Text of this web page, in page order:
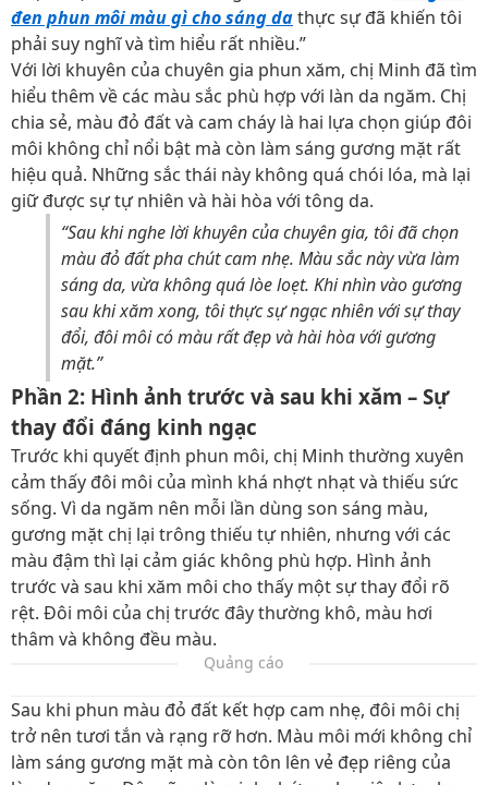
đen phun môi màu gì cho sáng dathực sự đã khiến tôi
phải suy nghĩ và tìm hiểu rất nhiều.”
Với lời khuyên của chuyên gia phun xăm, chị Minh đã tìm
hiểu thêm về các màu sắc phù hợp với làn da ngăm. Chị
chia sẻ, màu đỏ đất và cam cháy là hai lựa chọn giúp đôi
môi không chỉ nổi bật mà còn làm sáng gương mặt rất
hiệu quả. Những sắc thái này không quá chói lóa, mà lại
giữ được sự tự nhiên và hài hòa với tông da.
“Sau khi nghe lời khuyên của chuyên gia, tôi đã chọn
màu đỏ đất pha chút cam nhẹ. Màu sắc này vừa làm
sáng da, vừa không quá lòe loẹt. Khi nhìn vào gương
sau khi xăm xong, tôi thực sự ngạc nhiên với sự thay
đổi, đôi môi có màu rất đẹp và hài hòa với gương
mặt.”
Phần 2: Hình ảnh trước và sau khi xăm – Sự
thay đổi đáng kinh ngạc
Trước khi quyết định phun môi, chị Minh thường xuyên
cảm thấy đôi môi của mình khá nhợt nhạt và thiếu sức
sống. Vì da ngăm nên mỗi lần dùng son sáng màu,
gương mặt chị lại trông thiếu tự nhiên, nhưng với các
màu đậm thì lại cảm giác không phù hợp. Hình ảnh
trước và sau khi xăm môi cho thấy một sự thay đổi rõ
rệt. Đôi môi của chị trước đây thường khô, màu hơi
thâm và không đều màu.
Quảng cáo
Sau khi phun màu đỏ đất kết hợp cam nhẹ, đôi môi chị
trở nên tươi tắn và rạng rỡ hơn. Màu môi mới không chỉ
làm sáng gương mặt mà còn tôn lên vẻ đẹp riêng của